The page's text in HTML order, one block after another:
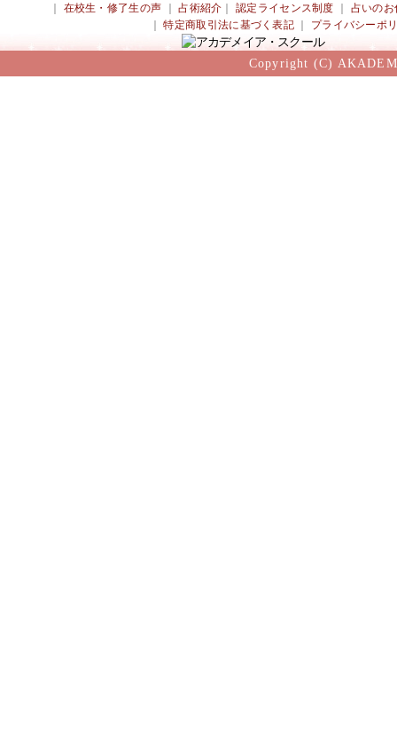
在校生・修了生の声 ｜占術紹介 ｜認定ライセンス制度
占いのお
｜特定商取引法に基づく表記 プライバシーポ
Copyright (C)